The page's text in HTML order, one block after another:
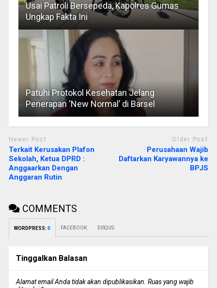
Usai Patroli Bersepeda, Kapolres Gumas
Ungkap Fakta Ini
Patuhi Protokol Kesehatan Jelang
Penerapan ‘New Normal’ di Barsel
Newer Post
Terkait Kerusakan Plafon
Sekolah, Ketua DPRD :
Anggaarkan Dengan
Anggaran Rutin
Older Post
Perusahaan Wajib
Daftarkan Karyawannya ke
BPJS
COMMENTS
WORDPRESS: 0 FACEBOOK: DISQUS:
Tinggalkan Balasan
Alamat email Anda tidak akan dipublikasikan. Ruas yang wajib